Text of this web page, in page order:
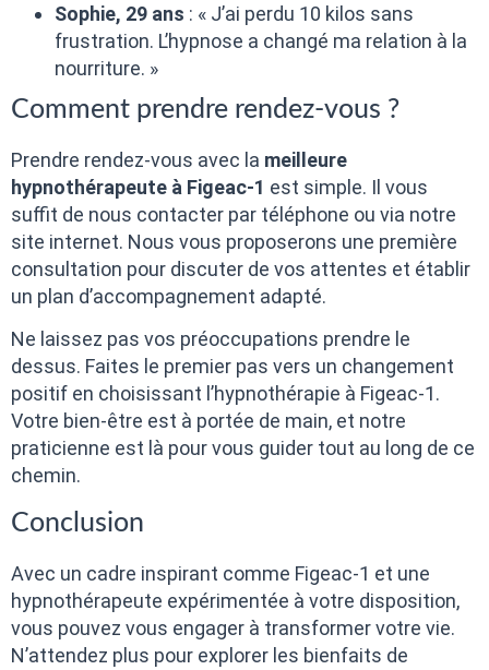
Sophie, 29 ans : « J’ai perdu 10 kilos sans
frustration. L’hypnose a changé ma relation à la
nourriture. »
Comment prendre rendez-vous ?
Prendre rendez-vous avec la meilleure
hypnothérapeute à Figeac-1 est simple. Il vous
suffit de nous contacter par téléphone ou via notre
site internet. Nous vous proposerons une première
consultation pour discuter de vos attentes et établir
un plan d’accompagnement adapté.
Ne laissez pas vos préoccupations prendre le
dessus. Faites le premier pas vers un changement
positif en choisissant l’hypnothérapie à Figeac-1.
Votre bien-être est à portée de main, et notre
praticienne est là pour vous guider tout au long de ce
chemin.
Conclusion
Avec un cadre inspirant comme Figeac-1 et une
hypnothérapeute expérimentée à votre disposition,
vous pouvez vous engager à transformer votre vie.
N’attendez plus pour explorer les bienfaits de